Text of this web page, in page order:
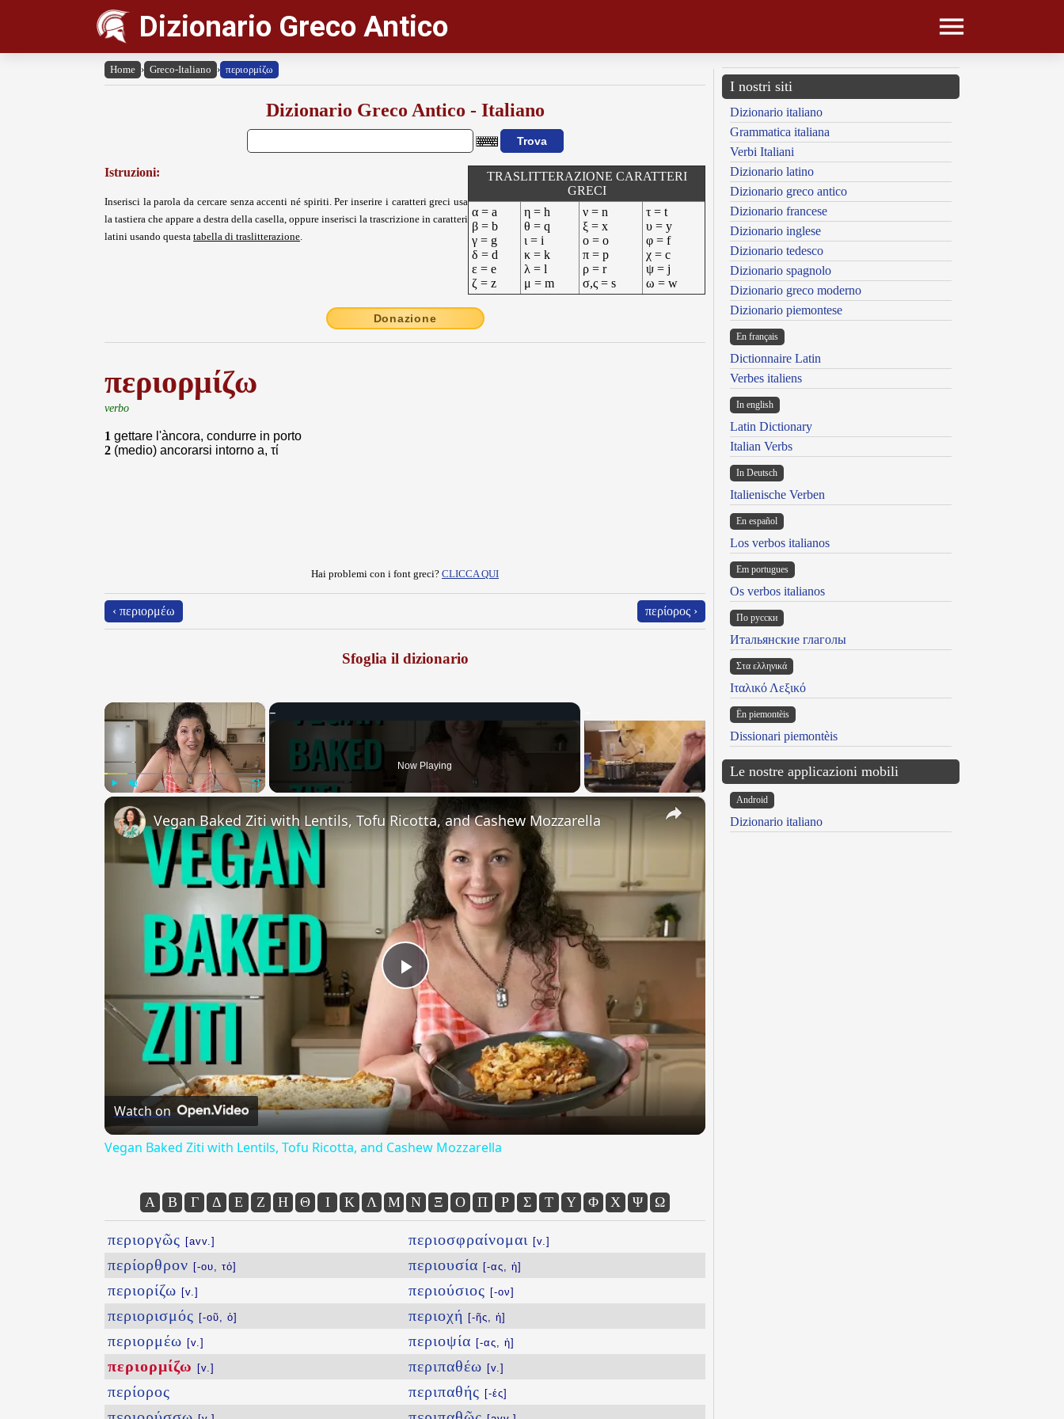
Dizionario Greco Antico
Home › Greco-Italiano › περιορμίζω
Dizionario Greco Antico - Italiano
Istruzioni:
Inserisci la parola da cercare senza accenti né spiriti. Per inserire i caratteri greci usa
la tastiera che appare a destra della casella, oppure inserisci la trascrizione in caratteri
latini usando questa tabella di traslitterazione.
TRASLITTERAZIONE CARATTERI
GRECI
α = a
β = b
γ = g
δ = d
ε = e
ζ = z
η = h
θ = q
ι = i
κ = k
λ = l
μ = m
ν = n
ξ = x
ο = o
π = p
ρ = r
σ,ς = s
τ = t
υ = y
φ = f
χ = c
ψ = j
ω = w
Donazione
περιορμίζω
verbo
1 gettare l'àncora, condurre in porto
2 (medio) ancorarsi intorno a, τί
Hai problemi con i font greci? CLICCA QUI
‹ περιορμέω περίορος ›
Sfoglia il dizionario
×
Now Playing
×
Play
Video
Vegan Baked Ziti with Lentils, Tofu Ricotta, and Cashew Mozzarella
Watch on
Vegan Baked Ziti with Lentils, Tofu Ricotta, and Cashew Mozzarella
Α Β Γ Δ Ε Ζ Η Θ Ι Κ Λ Μ Ν Ξ Ο Π Ρ Σ Τ Υ Φ Χ Ψ Ω
περιοργῶς [avv.]
περίορθρον [-ου, τό]
περιορίζω [v.]
περιορισμός [-οῦ, ὁ]
περιορμέω [v.]
περιορμίζω [v.]
περίορος
περιοσφραίνομαι [v.]
περιουσία [-ας, ἡ]
περιούσιος [-ον]
περιοχή [-ῆς, ἡ]
περιοψία [-ας, ἡ]
περιπαθέω [v.]
περιπαθής [-ές]
I nostri siti
Dizionario italiano
Grammatica italiana
Verbi Italiani
Dizionario latino
Dizionario greco antico
Dizionario francese
Dizionario inglese
Dizionario tedesco
Dizionario spagnolo
Dizionario greco moderno
Dizionario piemontese
En français
Dictionnaire Latin
Verbes italiens
In english
Latin Dictionary
Italian Verbs
In Deutsch
Italienische Verben
En español
Los verbos italianos
Em portugues
Os verbos italianos
По русски
Итальянские глаголы
Στα ελληνικά
Ιταλικό Λεξικό
Ën piemontèis
Dissionari piemontèis
Le nostre applicazioni mobili
Android
Dizionario italiano